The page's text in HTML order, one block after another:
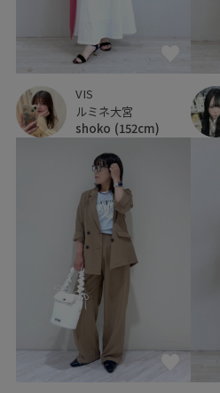
VIS
ルミネ大宮
shoko (152cm)